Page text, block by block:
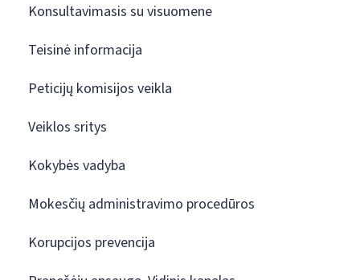
Konsultavimasis su visuomene
Teisinė informacija
Peticijų komisijos veikla
Veiklos sritys
Kokybės vadyba
Mokesčių administravimo procedūros
Korupcijos prevencija